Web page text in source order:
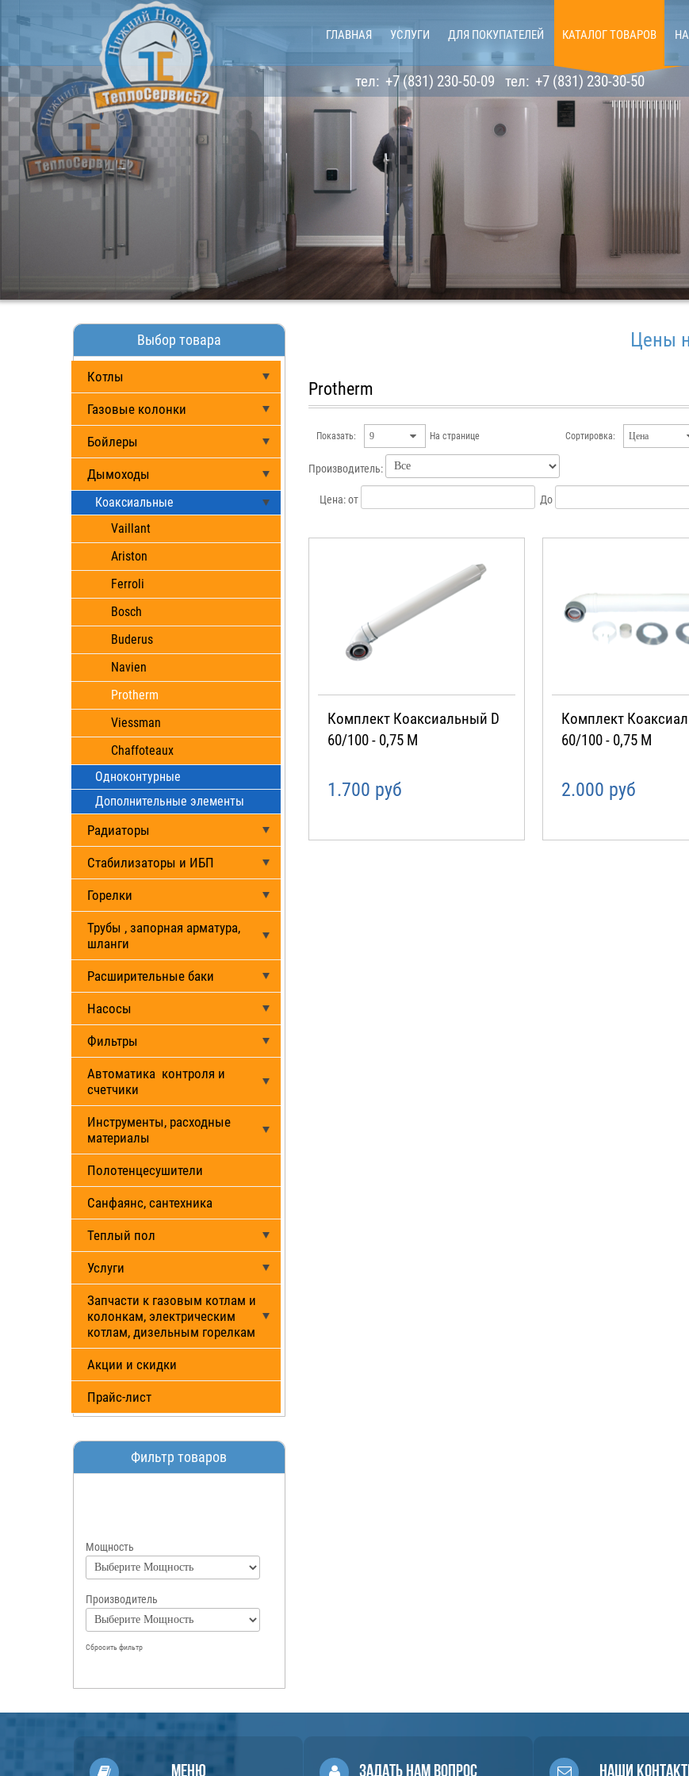
ГЛАВНАЯ УСЛУГИ ДЛЯ ПОКУПАТЕЛЕЙ КАТАЛОГ ТОВАРОВ
тел: +7 (831) 230-50-09 тел: +7 (831) 230-30-50
Выбор товара
Котлы
Газовые колонки
Бойлеры
Дымоходы
Коаксиальные
Vaillant
Ariston
Ferroli
Bosch
Buderus
Navien
Protherm
Viessman
Chaffoteaux
Одноконтурные
Дополнительные элементы
Радиаторы
Стабилизаторы и ИБП
Горелки
Трубы , запорная арматура,
шланги
Расширительные баки
Насосы
Фильтры
Автоматика контроля и
счетчики
Инструменты, расходные
материалы
Полотенцесушители
Санфаянс, сантехника
Теплый пол
Услуги
Запчасти к газовым котлам и
колонкам, электрическим
котлам, дизельным горелкам
Акции и скидки
Прайс-лист
Фильтр товаров
Мощность
Производитель
Сбросить фильтр
Цены не
Protherm
Показать: На странице Сортировка:
Производитель:
Цена:от До
Комплект Коаксиальный D
60/100 - 0,75 М
1.700 руб
Комплект
60/100 - 0,75 М
2.000 руб